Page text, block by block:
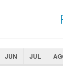
JUN JUL